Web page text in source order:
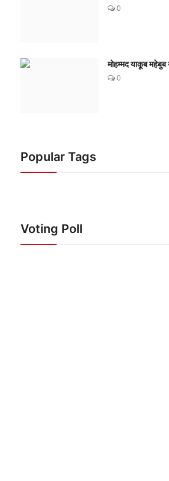
0
मोहम्मद याकूब महेबुब
0
Popular Tags
Voting Poll